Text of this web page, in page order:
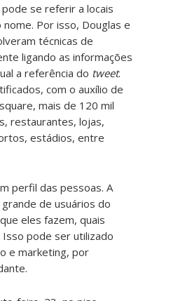
se referir a locais
Por isso, Douglas e
técnicas de
ligando as informações
a referência do tweet.
com o auxílio de
mais de 120 mil
restaurantes, lojas,
estádios, entre
perfil das pessoas. A
de usuários do
eles fazem, quais
pode ser utilizado
e marketing, por